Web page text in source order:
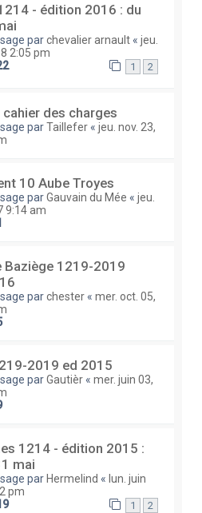
- édition 2016 : du
parchevalier arnault « jeu.
2:05 pm
1 2
des charges
parTaillefer « jeu. nov. 23,
10 Aube Troyes
parGauvain du Mée « jeu.
9:14 am
Baziège 1219-2019
parchester « mer. oct. 05,
2019 ed 2015
parGautièr « mer. juin 03,
1214 - édition 2015 :
mai
par Hermelind « lun. juin
pm
1 2